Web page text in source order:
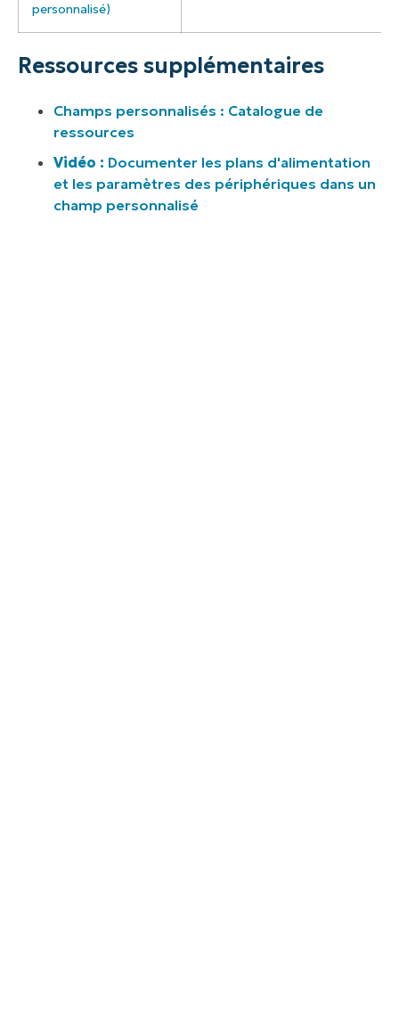
personnalisé)
Ressources supplémentaires
Champs personnalisés : Catalogue de
ressources
Vidéo : Documenter les plans d'alimentation
et les paramètres des périphériques dans un
champ personnalisé